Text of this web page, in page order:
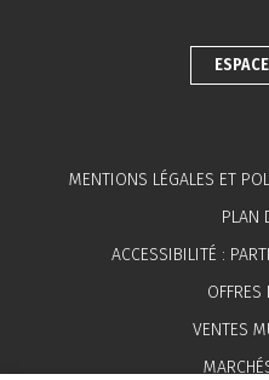
MENTIONS LÉGALES ET
PLAN
ACCESSIBILITÉ :
OFFRES
VENTES